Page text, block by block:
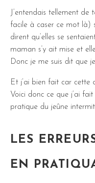
J’entendais tellement
facile à caser ce mot là)
dirent qu’elles se
maman s’y ait mise et
Donc je me suis dit que
Et j’ai bien fait car cette
Voici donc ce que j’ai
pratique du jeûne
LES
EN